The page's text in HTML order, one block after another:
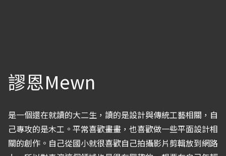
謬恩Mewn
是一個還在就讀的大二生，讀的是設計與傳統工藝相關，自
己專攻的是木工。平常喜歡畫畫，也喜歡做一些平面設計相
關的創作。自己從國小就很喜歡自己拍攝影片剪輯放到網路